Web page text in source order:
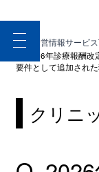
toggle
navigation
医療経営情報サービ
Q. 2026年診療報酬
要件として追加され
クリニ